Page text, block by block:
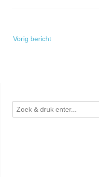
navigatie
Vorig bericht